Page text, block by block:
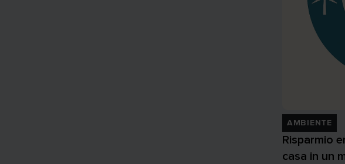
AMBIENTE
Risparmio
casa in un